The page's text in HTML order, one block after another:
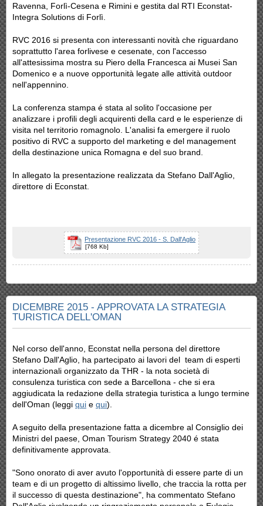
Ravenna, Forlì-Cesena e Rimini e gestita dal RTI Econstat-
Integra Solutions di Forlì.
RVC 2016 si presenta con interessanti novità che riguardano
soprattutto l'area forlivese e cesenate, con l'accesso
all'attesissima mostra su Piero della Francesca ai Musei San
Domenico e a nuove opportunità legate alle attività outdoor
nell'appennino.
La conferenza stampa é stata al solito l'occasione per
analizzare i profili degli acquirenti della card e le esperienze di
visita nel territorio romagnolo. L'analisi fa emergere il ruolo
positivo di RVC a supporto del marketing e del management
della destinazione unica Romagna e del suo brand.
In allegato la presentazione realizzata da Stefano Dall'Aglio,
direttore di Econstat.
Presentazione RVC 2016 - S. Dall'Aglio
[768 Kb]
DICEMBRE 2015 - APPROVATA LA STRATEGIA
TURISTICA DELL'OMAN
Nel corso dell'anno, Econstat nella persona del direttore
Stefano Dall'Aglio, ha partecipato ai lavori del team di esperti
internazionali organizzato da THR - la nota società di
consulenza turistica con sede a Barcellona - che si era
aggiudicata la redazione della strategia turistica a lungo termine
dell'Oman (leggi qui e qui).
A seguito della presentazione fatta a dicembre al Consiglio dei
Ministri del paese, Oman Tourism Strategy 2040 é stata
definitivamente approvata.
"Sono onorato di aver avuto l'opportunità di essere parte di un
team e di un progetto di altissimo livello, che traccia la rotta per
il successo di questa destinazione", ha commentato Stefano